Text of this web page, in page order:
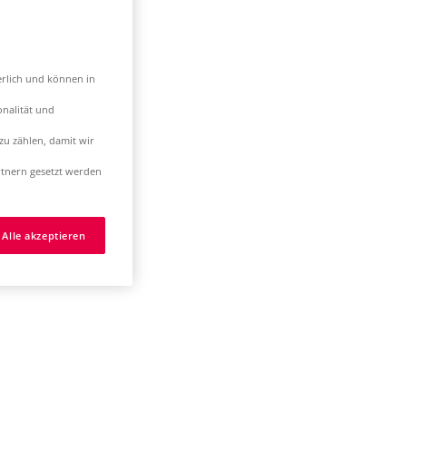
und können in
und
zählen, damit wir
gesetzt werden
Alle akzeptieren